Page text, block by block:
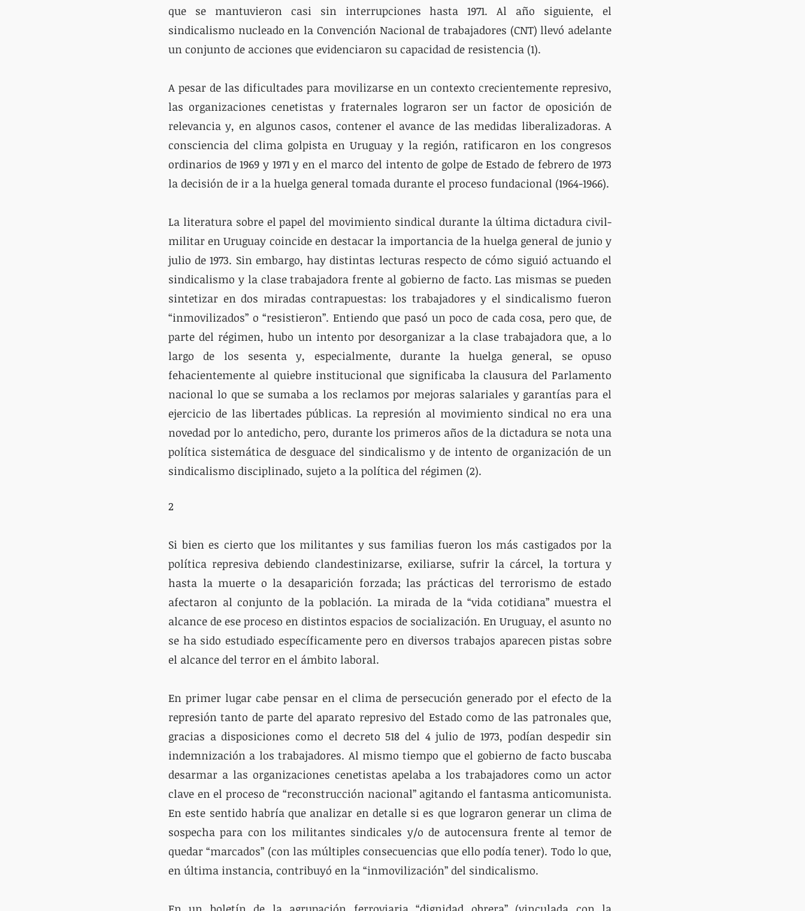
que se mantuvieron casi sin interrupciones hasta 1971. Al año siguiente, el
sindicalismo nucleado en la Convención Nacional de trabajadores (CNT) llevó adelante
un conjunto de acciones que evidenciaron su capacidad de resistencia (1).
A pesar de las dificultades para movilizarse en un contexto crecientemente represivo,
las organizaciones cenetistas y fraternales lograron ser un factor de oposición de
relevancia y, en algunos casos, contener el avance de las medidas liberalizadoras. A
consciencia del clima golpista en Uruguay y la región, ratificaron en los congresos
ordinarios de 1969 y 1971 y en el marco del intento de golpe de Estado de febrero de 1973
La literatura sobre el papel del movimiento sindical durante la última dictadura civil-
militar en Uruguay coincide en destacar la importancia de la huelga general de junio y
julio de 1973. Sin embargo, hay distintas lecturas respecto de cómo siguió actuando el
sindicalismo y la clase trabajadora frente al gobierno de facto. Las mismas se pueden
sintetizar en dos miradas contrapuestas: los trabajadores y el sindicalismo fueron
“inmovilizados” o “resistieron”. Entiendo que pasó un poco de cada cosa, pero que, de
parte del régimen, hubo un intento por desorganizar a la clase trabajadora que, a lo
largo de los sesenta y, especialmente, durante la huelga general, se opuso
fehacientemente al quiebre institucional que significaba la clausura del Parlamento
nacional lo que se sumaba a los reclamos por mejoras salariales y garantías para el
ejercicio de las libertades públicas. La represión al movimiento sindical no era una
novedad por lo antedicho, pero, durante los primeros años de la dictadura se nota una
política sistemática de desguace del sindicalismo y de intento de organización de un
sindicalismo disciplinado, sujeto a la política del régimen (2).
2
Si bien es cierto que los militantes y sus familias fueron los más castigados por la
política represiva debiendo clandestinizarse, exiliarse, sufrir la cárcel, la tortura y
hasta la muerte o la desaparición forzada; las prácticas del terrorismo de estado
afectaron al conjunto de la población. La mirada de la “vida cotidiana” muestra el
alcance de ese proceso en distintos espacios de socialización. En Uruguay, el asunto no
se ha sido estudiado específicamente pero en diversos trabajos aparecen pistas sobre
el alcance del terror en el ámbito laboral.
En primer lugar cabe pensar en el clima de persecución generado por el efecto de la
represión tanto de parte del aparato represivo del Estado como de las patronales que,
gracias a disposiciones como el decreto 518 del 4 julio de 1973, podían despedir sin
indemnización a los trabajadores. Al mismo tiempo que el gobierno de facto buscaba
desarmar a las organizaciones cenetistas apelaba a los trabajadores como un actor
clave en el proceso de “reconstrucción nacional” agitando el fantasma anticomunista.
En este sentido habría que analizar en detalle si es que lograron generar un clima de
sospecha para con los militantes sindicales y/o de autocensura frente al temor de
quedar “marcados” (con las múltiples consecuencias que ello podía tener). Todo lo que,
en última instancia, contribuyó en la “inmovilización” del sindicalismo.